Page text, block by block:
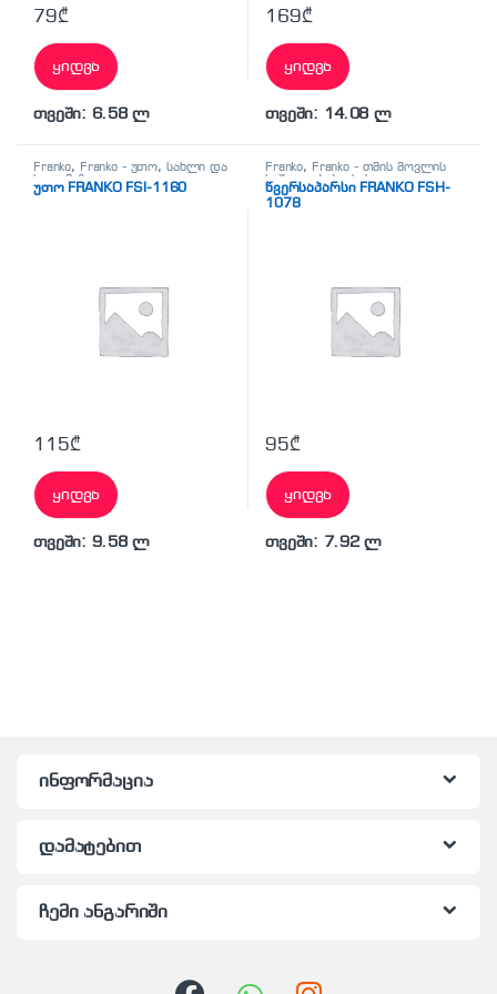
79₾
ყიდვა
თვეში: 6.58 ლ
169₾
ყიდვა
თვეში: 14.08 ლ
Franko, Franko - უთო, სახლი და
სილამაზე,უთო
უთო FRANKO FSI-1160
115₾
ყიდვა
თვეში: 9.58 ლ
Franko, Franko - თმის მოვლის
საშუალებები,სახლი და
სილამაზე,წვერსაპარსი
წვერსაპარსი FRANKO FSH-
1078
95₾
ყიდვა
თვეში: 7.92 ლ
ინფორმაცია
დამატებით
ჩემი ანგარიში